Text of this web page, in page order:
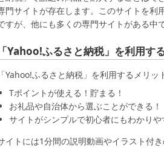
門サイトが存在します。このサイトを利
すが、他にも多くの専門サイトがある
「Yahoo!ふるさと納税」を利用す
「Yahoo!ふるさと納税」を利用するメリ
Tポイントが使える！貯まる！
お礼品や自治体から選ぶことができる！
サイトがシンプルで初心者にもわかりや
イトには1分間の説明動画やイラスト付